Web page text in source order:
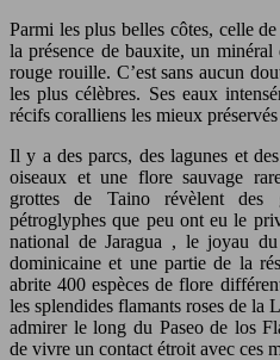
Parmi les plus belles côtes, celle
la présence de bauxite, un
rouge rouille. C’est sans aucun
les plus célèbres. Ses eaux
récifs coralliens les mieux
Il y a des parcs, des lagunes et
oiseaux et une flore sauvage
grottes de Taino révèlent des
pétroglyphes que peu ont eu le
national de Jaragua , le joyau
dominicaine et une partie de la
abrite 400 espèces de flore
les splendides flamants roses de la
admirer le long du Paseo de los
de vivre un contact étroit avec ces